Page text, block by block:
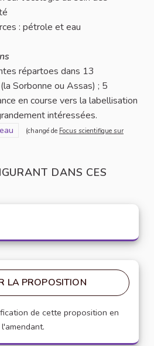
: pétrole et eau
répartoes dans 13
Sorbonne ou Assas) ; 5
en course vers la labellisation
intéressées.
secteur : Focus scientifique sur l'eau
(changé de Focus scientifique sur
DANS CES
LA PROPOSITION
de cette proposition en
l'amendant.